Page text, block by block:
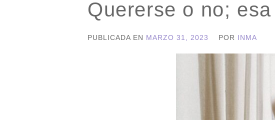
Quererse o no;
PUBLICADA EN MARZO 31, 2023 POR INMA